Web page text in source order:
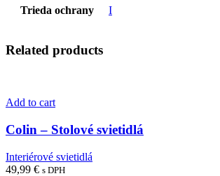
Trieda ochrany I
Related products
Add to cart
Colin – Stolové svietidlá
Interiérové svietidlá
49,99 € s DPH